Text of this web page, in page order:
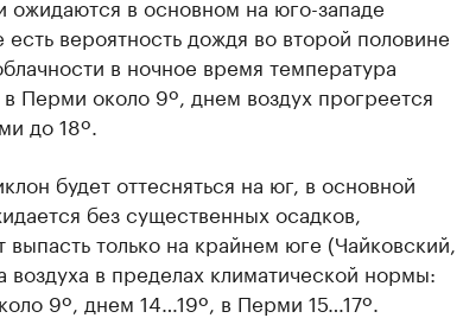
вероятность дождя во второй половине
в ночное время температура
в Перми около 9º, днем воздух прогреется
до 18º.
будет оттесняться на юг, в основной
без существенных осадков,
только на крайнем юге (Чайковский,
в пределах климатической нормы:
9º, днем 14…19º, в Перми 15…17º.